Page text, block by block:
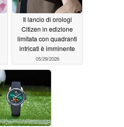
Il lancio di orologi
Citizen in edizione
limitata con quadranti
intricati è imminente
05/29/2026